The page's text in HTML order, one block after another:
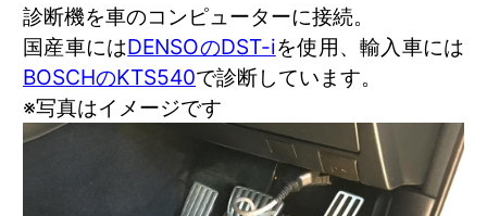
診断機を車のコンピューターに接続。
国産車にはDENSOのDST-iを使用、輸入車には
BOSCHのKTS540で診断しています。
※写真はイメージです